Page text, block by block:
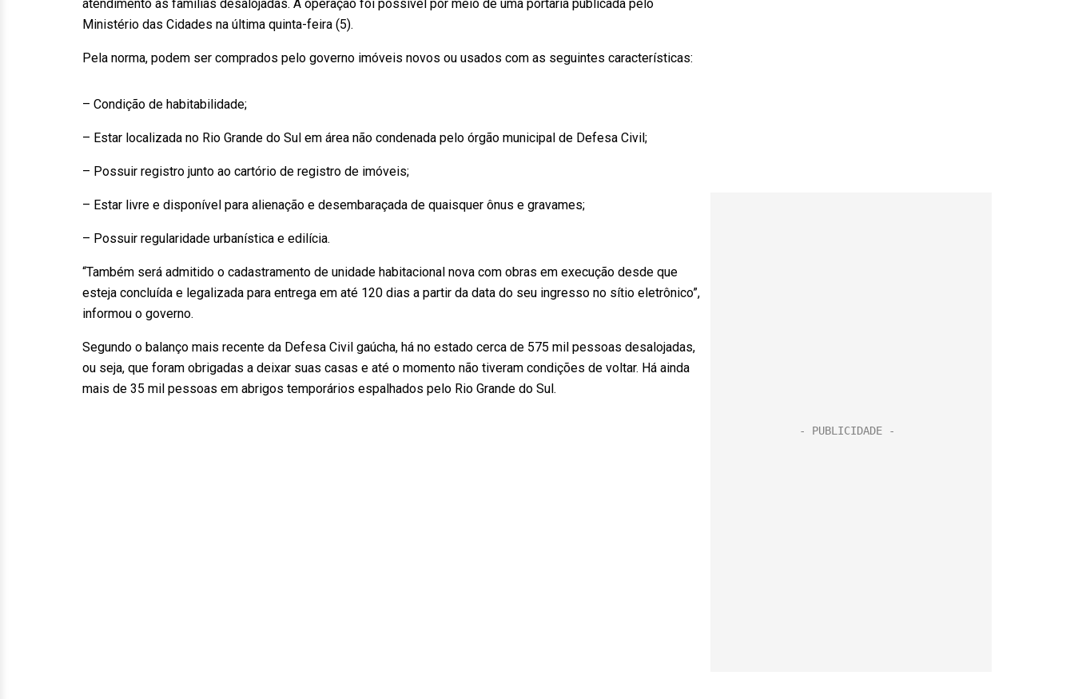
atendimento às famílias desalojadas. A operação foi possível por meio de uma portaria publicada pelo
Ministério das Cidades na última quinta-feira (5).
Pela norma, podem ser comprados pelo governo imóveis novos ou usados com as seguintes características:
– Condição de habitabilidade;
– Estar localizada no Rio Grande do Sul em área não condenada pelo órgão municipal de Defesa Civil;
– Possuir registro junto ao cartório de registro de imóveis;
– Estar livre e disponível para alienação e desembaraçada de quaisquer ônus e gravames;
– Possuir regularidade urbanística e edilícia.
“Também será admitido o cadastramento de unidade habitacional nova com obras em execução desde que
esteja concluída e legalizada para entrega em até 120 dias a partir da data do seu ingresso no sítio eletrônico”,
informou o governo.
Segundo o balanço mais recente da Defesa Civil gaúcha, há no estado cerca de 575 mil pessoas desalojadas,
ou seja, que foram obrigadas a deixar suas casas e até o momento não tiveram condições de voltar. Há ainda
mais de 35 mil pessoas em abrigos temporários espalhados pelo Rio Grande do Sul.